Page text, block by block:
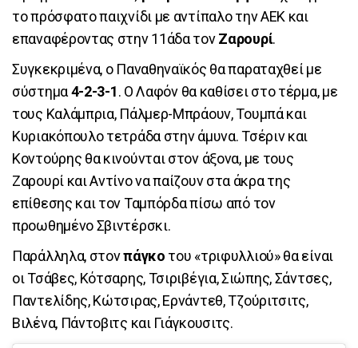
το πρόσφατο παιχνίδι με αντίπαλο την ΑΕΚ και
επαναφέροντας στην 11άδα τονΖαρουρί.
Συγκεκριμένα, ο Παναθηναϊκός θα παραταχθεί με
σύστημα4-2-3-1. Ο Λαφόν θα καθίσει στο τέρμα, με
τους Καλάμπρια, Πάλμερ-Μπράουν, Τουμπά και
Κυριακόπουλο τετράδα στην άμυνα. Τσέριν και
Κοντούρης θα κινούνται στον άξονα, με τους
Ζαρουρί και Αντίνο να παίζουν στα άκρα της
επίθεσης και τον Ταμπόρδα πίσω από τον
προωθημένο Σβιντέρσκι.
Παράλληλα, στονπάγκο του «τριφυλλιού» θα είναι
οι Τσάβες, Κότσαρης, Τσιριβέγια, Σιώπης, Σάντσες,
Παντελίδης, Κώτσιρας, Ερνάντεθ, Τζούριτσιτς,
Βιλένα, Πάντοβιτς και Γιάγκουσιτς.